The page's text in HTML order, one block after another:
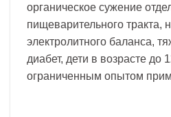
органическое сужение
пищеварительного тракта,
электролитного баланса,
диабет, дети в возрасте до
ограниченным опытом